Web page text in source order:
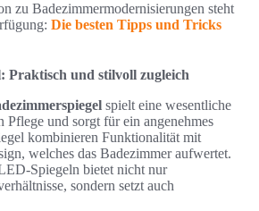
zu Badezimmermodernisierungen steht
Die besten Tipps und Tricks
Praktisch und stilvoll zugleich
spielt eine wesentliche
Pflege und sorgt für ein angenehmes
kombinieren Funktionalität mit
welches das Badezimmer aufwertet.
Spiegeln bietet nicht nur
sondern setzt auch